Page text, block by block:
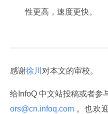
性更高，速度更快。
感谢徐川 对本文的审校。
给InfoQ 中文站投稿或者参
ors@cn.infoq.com 。也欢